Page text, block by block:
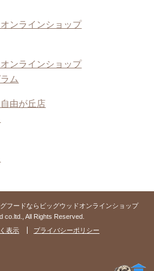
ンラインショップ
ンラインショップ
ム
由が丘店
フードならビッグウッドオンラインショップ
co.ltd., All Rights Reserved.
表示
プライバシーポリシー